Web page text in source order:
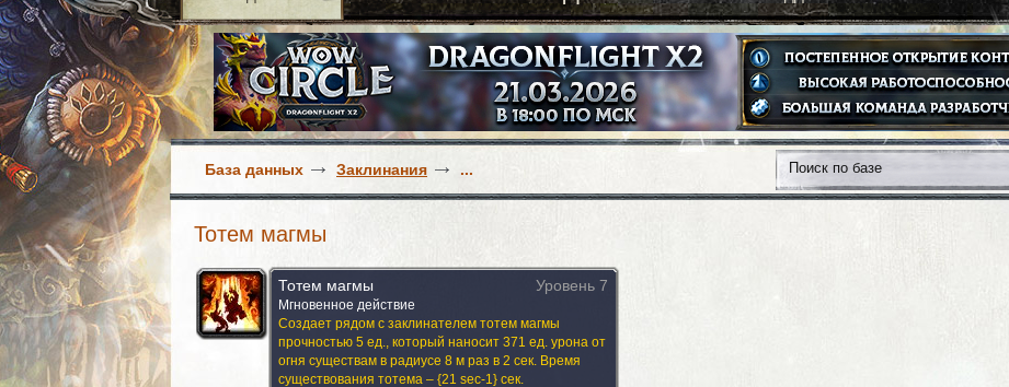
База данных Заклинания ...
Тотем магмы
Тотем магмы Уровень 7
Мгновенное действие
Создает рядом с заклинателем тотем магмы
прочностью 5 ед., который наносит 371 ед. урона от
огня существам в радиусе 8 м раз в 2 сек. Время
существования тотема – {21 sec-1} сек.